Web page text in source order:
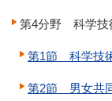
第4分野 科学技
第1節 科学技
第2節 男女共